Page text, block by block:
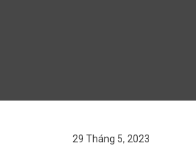
29 Tháng 5, 2023